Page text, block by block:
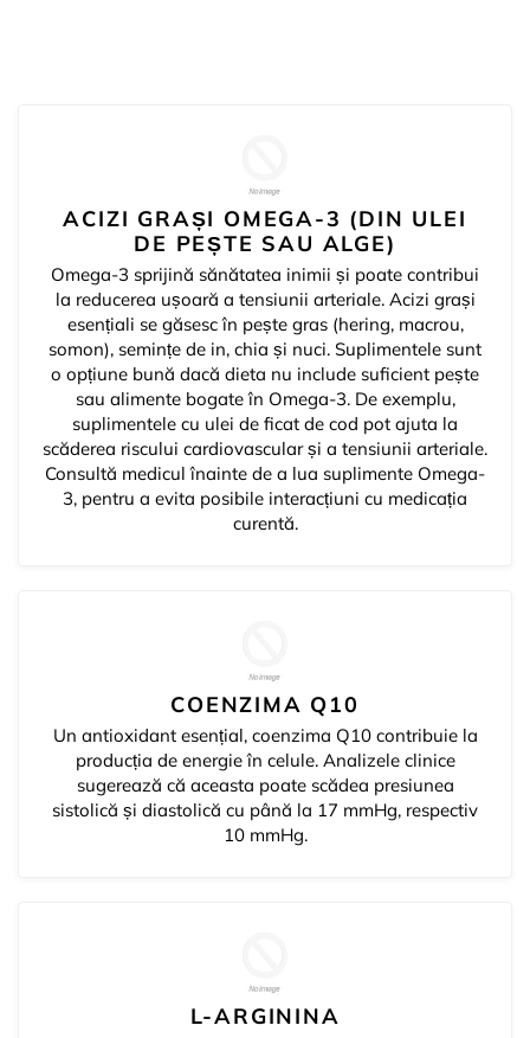
ACIZI GRAȘI OMEGA-3 (DIN ULEI
DE PEȘTE SAU ALGE)
Omega-3 sprijină sănătatea inimii și poate contribui
la reducerea ușoară a tensiunii arteriale. Acizi grași
esențiali se găsesc în pește gras (hering, macrou,
somon), semințe de in, chia și nuci. Suplimentele sunt
o opțiune bună dacă dieta nu include suficient pește
sau alimente bogate în Omega-3. De exemplu,
suplimentele cu ulei de ficat de cod pot ajuta la
scăderea riscului cardiovascular și a tensiunii arteriale.
Consultă medicul înainte de a lua suplimente Omega-
3, pentru a evita posibile interacțiuni cu medicația
curentă.
COENZIMA Q10
Un antioxidant esențial, coenzima Q10 contribuie la
producția de energie în celule. Analizele clinice
sugerează că aceasta poate scădea presiunea
sistolică și diastolică cu până la 17 mmHg, respectiv
10 mmHg.
L-ARGININA